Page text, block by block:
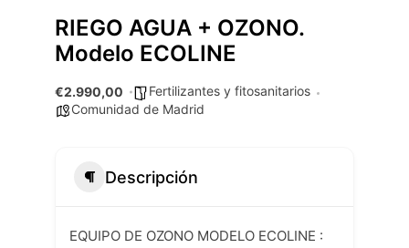
RIEGO AGUA + OZONO.
Modelo ECOLINE
€2.990,00
Fertilizantes y fitosanitarios
Comunidad de Madrid
Descripción
EQUIPO DE OZONO MODELO ECOLINE :